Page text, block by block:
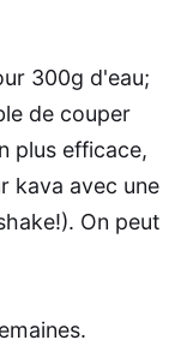
300g d'eau;
de couper
plus efficace,
kava avec une
On peut